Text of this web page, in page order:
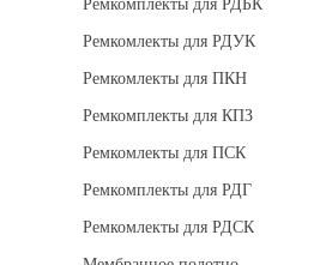
Ремкомплекты для РДБК
Ремкомлекты для РДУК
Ремкомлекты для ПКН
Ремкомплекты для КПЗ
Ремкомлекты для ПСК
Ремкомплекты для РДГ
Ремкомлекты для РДСК